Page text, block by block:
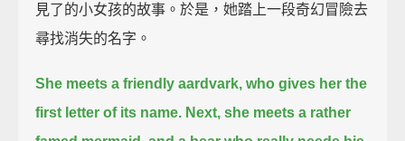
見了的小女孩的故事。於是，她踏上一段奇幻冒險去
尋找消失的名字。
She meets a friendly aardvark, who gives her the
first letter of its name. Next, she meets a rather